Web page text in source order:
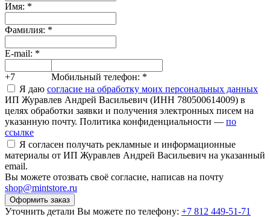
Имя: *
Фамилия: *
E-mail: *
+7 Мобильный телефон: *
Я даю согласие на обработку моих персональных данных
ИП Журавлев Андрей Васильевич (ИНН 780500614009) в
целях обработки заявки и получения электронных писем на
указанную почту. Политика конфиденциальности — по
ссылке
Я согласен получать рекламные и информационные
материалы от ИП Журавлев Андрей Васильевич на указанный
email.
Вы можете отозвать своё согласие, написав на почту
shop@mintstore.ru
Оформить заказ
Уточнить детали Вы можете по телефону: +7 812 449-51-71